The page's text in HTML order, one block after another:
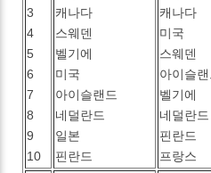
3
4
5
6
7
8
9
10
캐나다
스웨덴
벨기에
미국
아이슬랜드
네덜란드
일본
핀란드
캐나다
미국
스웨덴
아이슬랜
벨기에
네덜란드
핀란드
프랑스